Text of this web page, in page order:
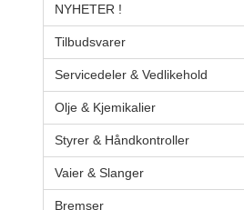
NYHETER !
Tilbudsvarer
Servicedeler & Vedlikehold
Olje & Kjemikalier
Styrer & Håndkontroller
Vaier & Slanger
Bremser